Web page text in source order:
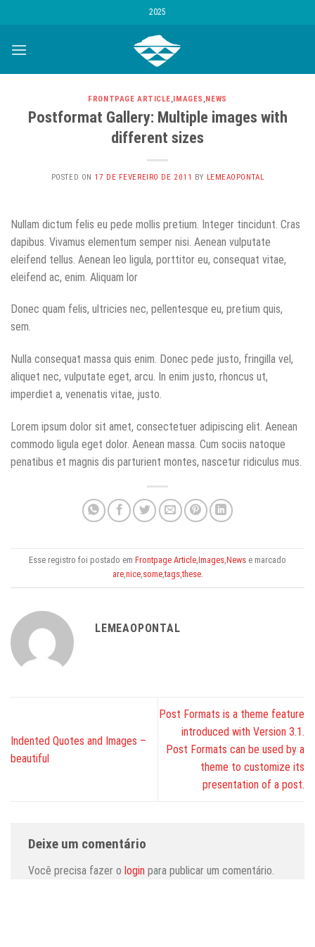
content
2025
FRONTPAGE ARTICLE,IMAGES ,NEWS
Postformat Gallery: Multiple images with
different sizes
POSTED ON 17 DE FEVEREIRO DE 2011 BY LEMEAOPONTAL
Nullam dictum felis eu pede mollis pretium. Integer tincidunt. Cras
dapibus. Vivamus elementum semper nisi. Aenean vulputate
eleifend tellus. Aenean leo ligula, porttitor eu, consequat vitae,
eleifend ac, enim. Aliquam lor
Donec quam felis, ultricies nec, pellentesque eu, pretium quis,
sem.
Nulla consequat massa quis enim. Donec pede justo, fringilla vel,
aliquet nec, vulputate eget, arcu. In enim justo, rhoncus ut,
imperdiet a, venenatis vitae, justo.
Lorem ipsum dolor sit amet, consectetuer adipiscing elit. Aenean
commodo ligula eget dolor. Aenean massa. Cum sociis natoque
penatibus et magnis dis parturient montes, nascetur ridiculus mus.
Esse registro foi postado em Frontpage Article,Images,News e marcado
are,nice,some,tags,these.
LEMEAOPONTAL
Indented Quotes and Images –
beautiful
Post Formats is a theme feature
introduced with Version 3.1.
Post Formats can be used by a
theme to customize its
presentation of a post.
Deixe um comentário
Você precisa fazer o login para publicar um comentário.